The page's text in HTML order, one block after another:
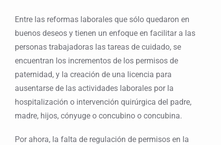
Entre las reformas laborales que sólo quedaron en
buenos deseos y tienen un enfoque en facilitar a las
personas trabajadoras las tareas de cuidado, se
encuentran los incrementos de los permisos de
paternidad, y la creación de una licencia para
ausentarse de las actividades laborales por la
hospitalización o intervención quirúrgica del padre,
madre, hijos, cónyuge o concubino o concubina.
Por ahora, la falta de regulación de permisos en la